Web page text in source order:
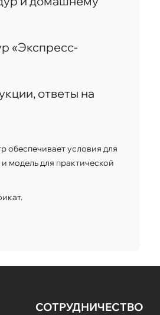
«Экспресс-
ответы на
обеспечивает условия для
модель для практической
СОТРУДНИЧЕСТВО